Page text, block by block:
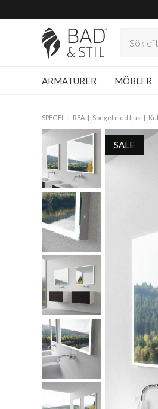
ARMATURER MÖBLER
SPEGEL REA Spegel med ljus
SALE